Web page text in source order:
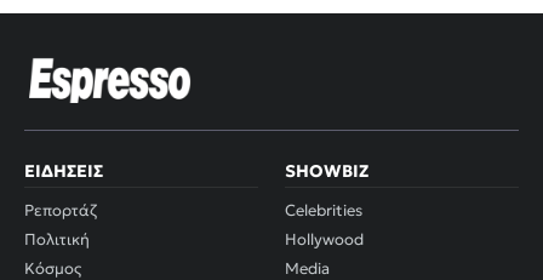
ΕΙΔΉΣΕΙΣ
Ρεπορτάζ
Πολιτική
Κόσμος
SHOWBIZ
Celebrities
Hollywood
Media